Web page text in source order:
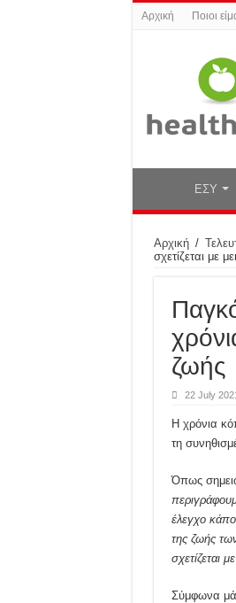
Αρχική Ποιοι
ΕΣΥ
Αρχική /
σχετίζεται με
ζωής
22 July
Η χρόνια
τη
Όπως
έλεγχο
της ζωής
σχετίζεται
Σύμφωνα